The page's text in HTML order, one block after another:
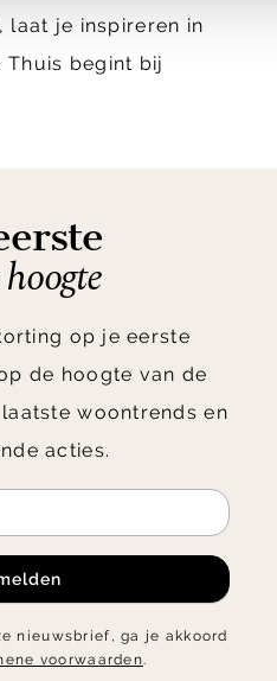
laat je inspireren in
Thuis begint bij
op je eerste
de hoogte van de
woontrends en
acties.
nieuwsbrief, ga je akkoord
voorwaarden.